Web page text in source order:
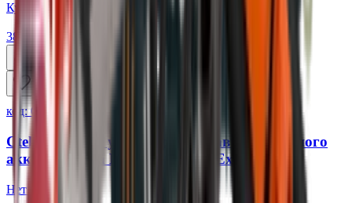
Курьером:
38 609 ₽
код: 013563
Ctek Зарядное устройство для автомобильного
аккумулятора Multi XS 25000 Extended
Нет в наличии